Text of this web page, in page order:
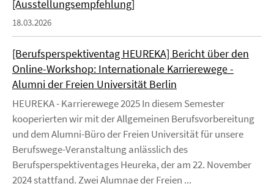
[Ausstellungsempfehlung]
18.03.2026
[Berufsperspektiventag HEUREKA] Bericht über den
Online-Workshop: Internationale Karrierewege -
Alumni der Freien Universität Berlin
HEUREKA - Karrierewege 2025 In diesem Semester
kooperierten wir mit der Allgemeinen Berufsvorbereitung
und dem Alumni-Büro der Freien Universität für unsere
Berufswege-Veranstaltung anlässlich des
Berufsperspektiventages Heureka, der am 22. November
2024 stattfand. Zwei Alumnae der Freien ...